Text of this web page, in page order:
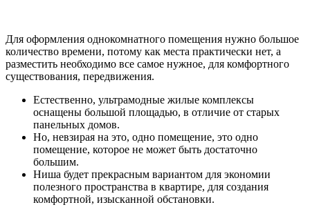
Для оформления однокомнатного помещения нужно большое
количество времени, потому как места практически нет, а
разместить необходимо все самое нужное, для комфортного
существования, передвижения.
Естественно, ультрамодные жилые комплексы
оснащены большой площадью, в отличие от старых
панельных домов.
Но, невзирая на это, одно помещение, это одно
помещение, которое не может быть достаточно
большим.
Ниша будет прекрасным вариантом для экономии
полезного пространства в квартире, для создания
комфортной, изысканной обстановки.